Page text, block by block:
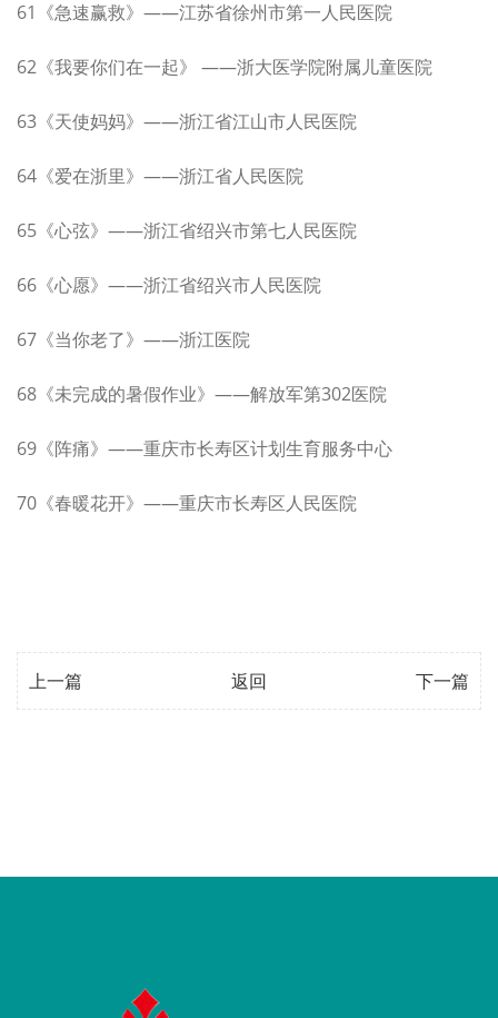
61《急速赢救》——江苏省徐州市第一人民医院
62《我要你们在一起》 ——浙大医学院附属儿童医院
63《天使妈妈》——浙江省江山市人民医院
64《爱在浙里》——浙江省人民医院
65《心弦》——浙江省绍兴市第七人民医院
66《心愿》——浙江省绍兴市人民医院
67《当你老了》——浙江医院
68《未完成的暑假作业》——解放军第302医院
69《阵痛》——重庆市长寿区计划生育服务中心
70《春暖花开》——重庆市长寿区人民医院
上一篇 返回 下一篇